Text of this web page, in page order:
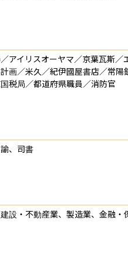
アイリスオーヤマ／京葉瓦斯
画／米久／紀伊國屋書店／常
税局／都道府県職員／消防官
、司書
設・不動産業、製造業、金融・